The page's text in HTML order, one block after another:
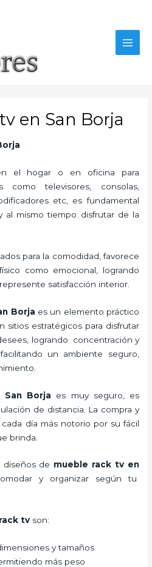
en San Borja
el hogar o en oficina para
como televisores, consolas,
etc, es fundamental
al mismo tiempo disfrutar de la
para la comodidad, favorece
como emocional, logrando
satisfacción interior.
Borja es un elemento práctico
sitios estratégicos para disfrutar
logrando concentración y
un ambiente seguro,
Borja es muy seguro, es
de distancia. La compra y
día más notorio por su fácil
brinda.
diseños de mueble rack tv en
y organizar según tu
rack tv son:
y tamaños
más peso